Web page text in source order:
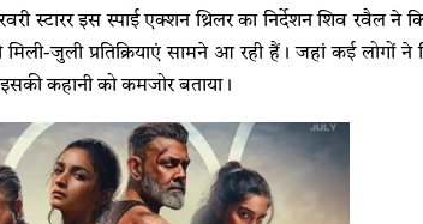
स्टारर इस स्पाई एक्शन थ्रिलर का निर्देशन शिव रवैल ने
जुली प्रतिक्रियाएं सामने आ रही हैं। जहां कई लोगों
कहानी को कमजोर बताया।